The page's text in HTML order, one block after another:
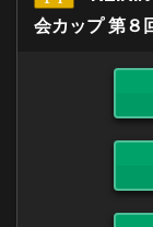
会カップ 第８